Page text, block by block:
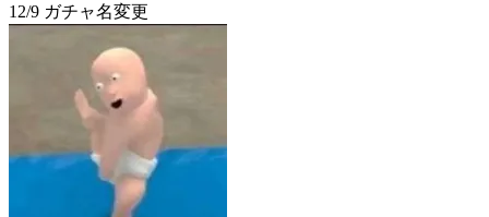
12/9 ガチャ名変更